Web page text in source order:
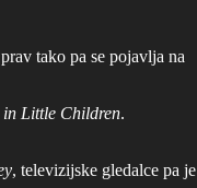
tako pa se pojavlja na
in Little Children.
, televizijske gledalce pa je